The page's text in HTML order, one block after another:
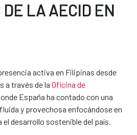
DE LA AECID EN
activa en Filipinas desde
a través de la Oficina de
España ha contado con una
y provechosa enfocándose en
el desarrollo sostenible del país.